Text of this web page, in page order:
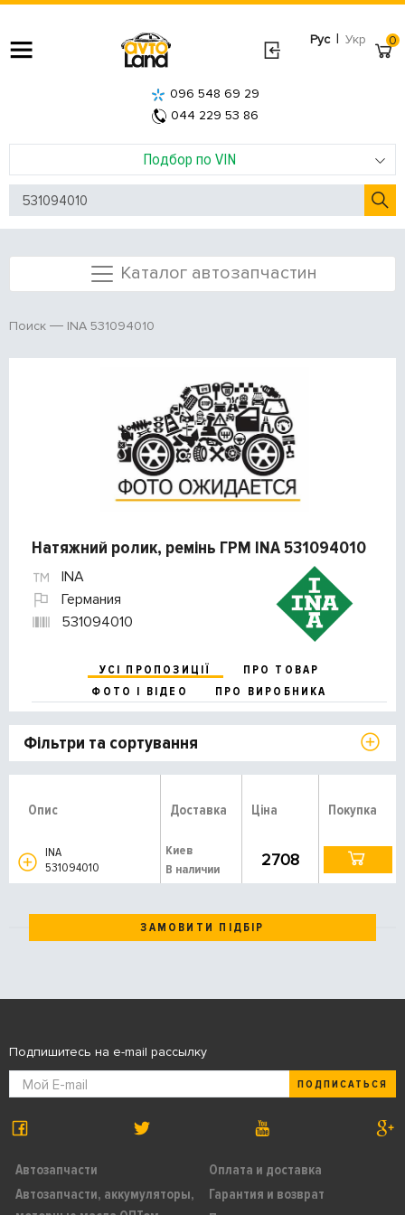
Рус | Укр
Подбор по VIN
096 548 69 29
044 229 53 86
0
Каталог автозапчастин
Поиск INA 531094010
Натяжний ролик, ремінь ГРМ INA 531094010
INA
Германия
531094010
УСІ ПРОПОЗИЦІЇ
ПРО ТОВАР
ФОТО І ВІДЕО
ПРО ВИРОБНИКА
Фільтри та сортування
Опис Доставка Ціна Покупка
INA
531094010
Киев
В наличии
2708
ЗАМОВИТИ ПІДБІР
Автозапчасти
Автозапчасти, аккумуляторы,
Оплата и доставка
Гарантия и возврат
Подпишитесь на e-mail рассылку
ПОДПИСАТЬСЯ